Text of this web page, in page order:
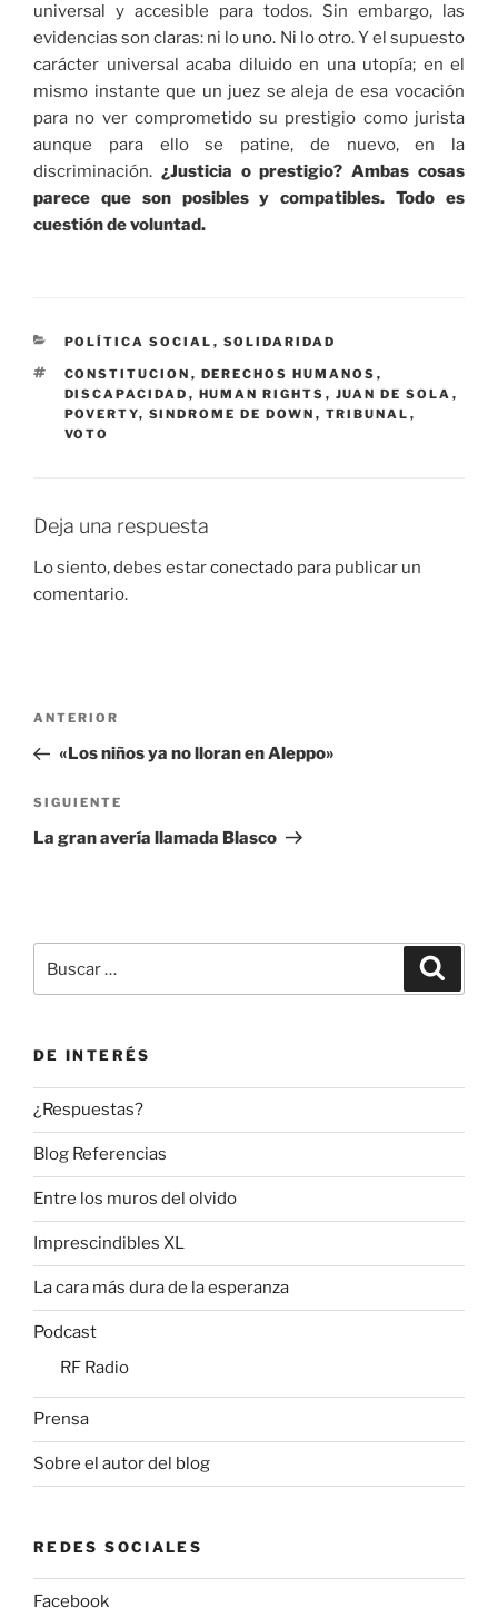
universal y accesible para todos. Sin embargo, las
evidencias son claras: ni lo uno. Ni lo otro. Y el supuesto
carácter universal acaba diluido en una utopía; en el
mismo instante que un juez se aleja de esa vocación
para no ver comprometido su prestigio como jurista
aunque para ello se patine, de nuevo, en la
discriminación. ¿Justicia o prestigio? Ambas cosas
parece que son posibles y compatibles. Todo es
cuestión de voluntad.
CATEGORÍAS
POLÍTICA SOCIAL , SOLIDARIDAD
ETIQUETAS
CONSTITUCION , DERECHOS HUMANOS ,
DISCAPACIDAD , HUMAN RIGHTS , JUAN DE SOLA ,
POVERTY, SINDROME DE DOWN , TRIBUNAL ,
VOTO
Deja una respuesta
Lo siento, debes estarconectado para publicar un
comentario.
Navegación
entradas
Entrada
anterior:
ANTERIOR
«Los niños ya no lloran en Aleppo»
Siguiente
entrada
SIGUIENTE
La gran avería llamada Blasco
por:
DE INTERÉS
¿Respuestas?
Blog Referencias
Entre los muros del olvido
Imprescindibles XL
La cara más dura de la esperanza
Podcast
RF Radio
Prensa
Sobre el autor del blog
REDES SOCIALES
Facebook